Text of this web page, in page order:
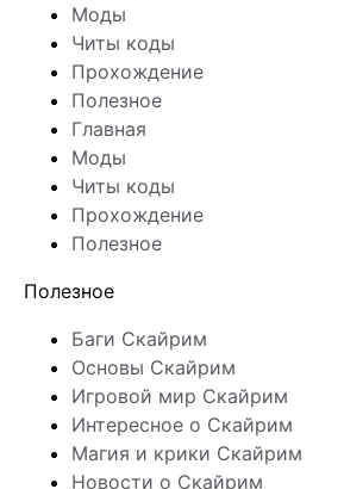
Моды
Читы коды
Прохождение
Полезное
Главная
Моды
Читы коды
Прохождение
Полезное
Полезное
Баги Скайрим
Основы Скайрим
Игровой мир Скайрим
Интересное о Скайрим
Магия и крики Скайрим
Новости о Скайрим